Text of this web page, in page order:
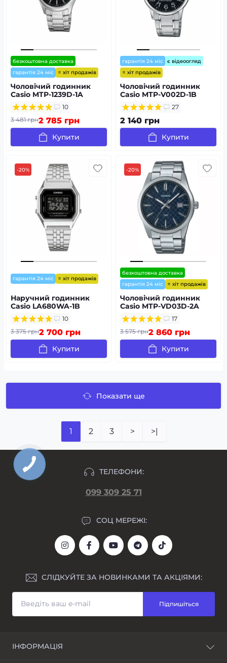
безкоштовна доставка
гарантія 24 міс
⭐ хіт продажів
Чоловічий годинник
Casio MTP-1239D-1A
10
3 481 грн2 785 грн
Купити
гарантія 24 міс
є відеоогляд
⭐ хіт продажів
Чоловічий годинник
Casio MTP-V002D-1B
27
2 140 грн
Купити
-20%
гарантія 24 міс ⭐ хіт продажів
Наручний годинник
Casio LA680WA-1B
10
3 375 грн2 700 грн
Купити
-20%
безкоштовна доставка
гарантія 24 міс
⭐ хіт продажів
Чоловічий годинник
Casio MTP-VD03D-2A
17
3 575 грн2 860 грн
Купити
Показати ще
1 2 3 > >|
ТЕЛЕФОНИ:
099 309 25 71
СОЦ МЕРЕЖІ:
СЛІДКУЙТЕ ЗА НОВИНКАМИ ТА АКЦІЯМИ:
Підпишіться
ІНФОРМАЦІЯ